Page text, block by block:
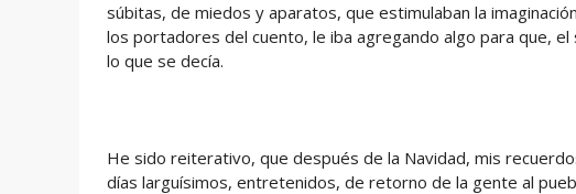
súbitas, de miedos y aparatos, que estimulaban la
los portadores del cuento, le iba agregando algo para que,
lo que se decía.
He sido reiterativo, que después de la Navidad, mis
días larguísimos, entretenidos, de retorno de la gente al